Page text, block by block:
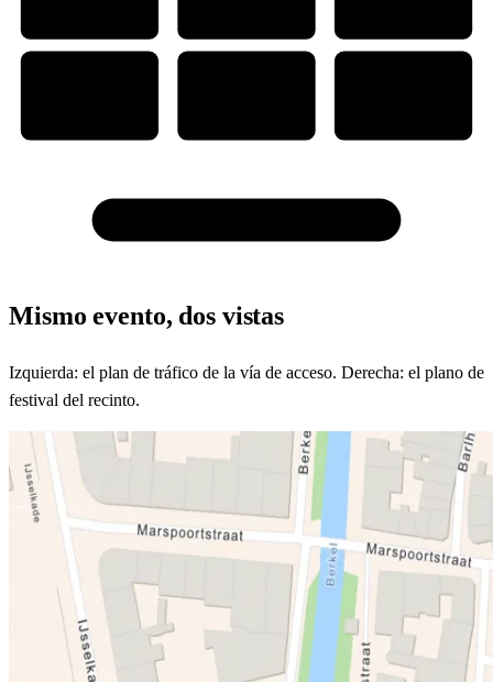
Mismo evento, dos vistas
Izquierda: el plan de tráfico de la vía de acceso. Derecha: el plano de
festival del recinto.